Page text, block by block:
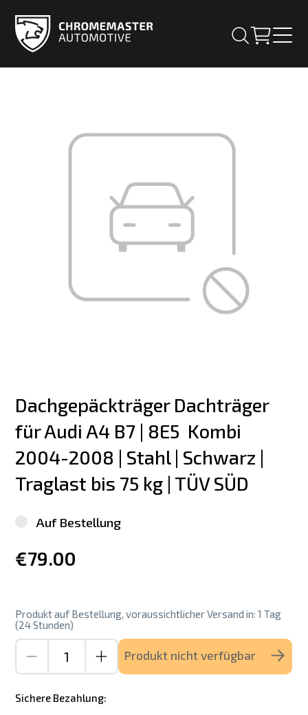
Dachgepäckträger Dachträger
für Audi A4 B7 | 8E5  Kombi
2004-2008 | Stahl | Schwarz |
Traglast bis 75 kg | TÜV SÜD
Auf Bestellung
€79.00
Produkt auf Bestellung, voraussichtlicher Versand in: 1 Tag
(24 Stunden)
Produkt nicht verfügbar
Sichere Bezahlung: